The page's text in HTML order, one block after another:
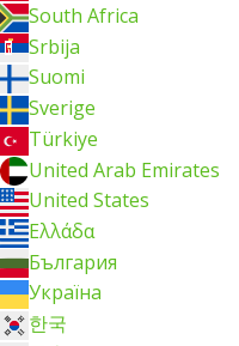
South Africa
Srbija
Suomi
Sverige
Türkiye
United Arab Emirates
United States
Ελλάδα
България
Україна
한국